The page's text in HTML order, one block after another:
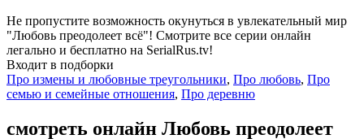
Не пропустите возможность окунуться в увлекательный мир
"Любовь преодолеет всё"! Смотрите все серии онлайн
легально и бесплатно на SerialRus.tv!
Входит в подборки
Про измены и любовные треугольники, Про любовь, Про
семью и семейные отношения, Про деревню
смотреть онлайн Любовь преодолеет